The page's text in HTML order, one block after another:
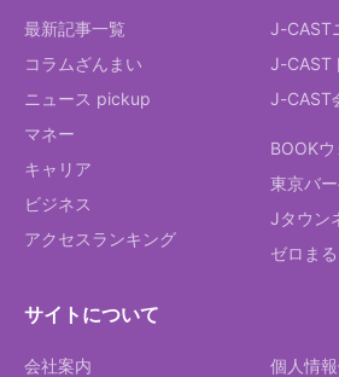
最新記事一覧
コラムざんまい
ニュース pickup
マネー
キャリア
ビジネス
アクセスランキング
J-CAST
J-CAST
J-CAST
BOOK
東京バ
Jタウン
ゼロまる
サイトについて
会社案内 個人情